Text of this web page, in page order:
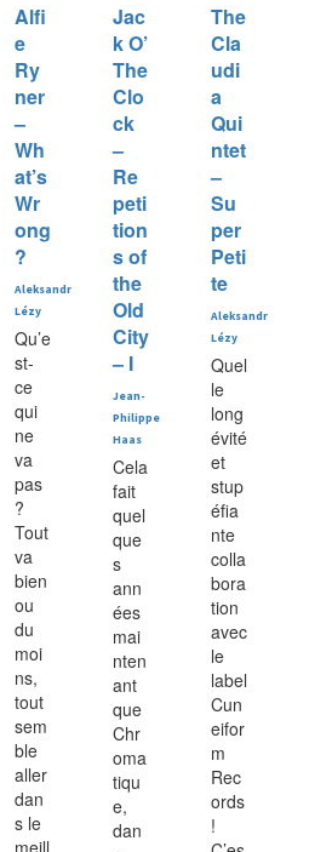
Alfi
e
Ry
ner
–
Wh
at’s
Wr
ong
?
Aleksandr
Lézy
Qu’e
st-
ce
qui
ne
va
pas
?
Tout
va
bien
ou
du
moi
ns,
tout
sem
ble
aller
dan
s le
meill
Jac
k O’
The
Clo
ck
–
Re
peti
tion
s of
the
Old
City
– I
Jean-
Philippe
Haas
Cela
fait
quel
que
s
ann
ées
mai
nten
ant
que
Chr
oma
tiqu
e,
dan
The
Cla
udi
a
Qui
ntet
–
Su
per
Peti
te
Aleksandr
Lézy
Quel
le
long
évité
et
stup
éfia
nte
colla
bora
tion
avec
le
label
Cun
eifor
m
Rec
ords
!